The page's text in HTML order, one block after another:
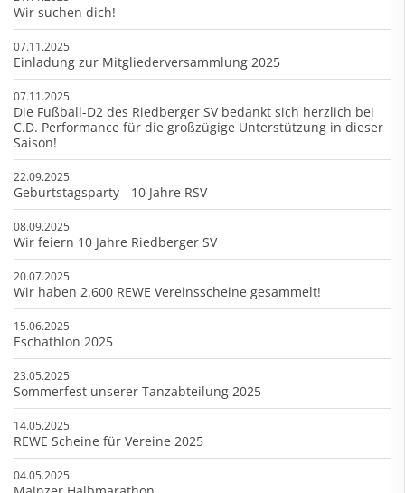
Wir suchen dich!
07.11.2025
Einladung zur Mitgliederversammlung 2025
07.11.2025
Die Fußball-D2 des Riedberger SV bedankt sich herzlich bei
C.D. Performance für die großzügige Unterstützung in dieser
Saison!
22.09.2025
Geburtstagsparty - 10 Jahre RSV
08.09.2025
Wir feiern 10 Jahre Riedberger SV
20.07.2025
Wir haben 2.600 REWE Vereinsscheine gesammelt!
15.06.2025
Eschathlon 2025
23.05.2025
Sommerfest unserer Tanzabteilung 2025
14.05.2025
REWE Scheine für Vereine 2025
04.05.2025